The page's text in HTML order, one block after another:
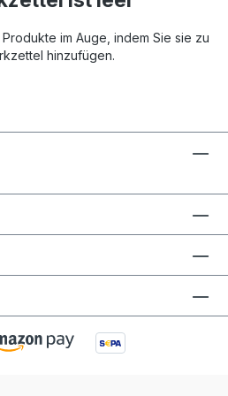
im Auge, indem Sie sie zu
hinzufügen.